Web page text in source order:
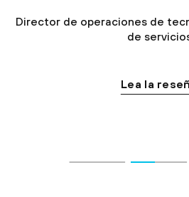
Director de operaciones de
de
Lea la